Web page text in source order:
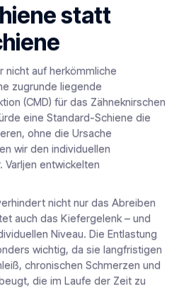
statt
nicht auf herkömmliche
zugrunde liegende
(CMD) für das Zähneknirschen
eine Standard-Schiene die
ohne die Ursache
wir den individuellen
Varljen entwickelten
nicht nur das Abreiben
auch das Kiefergelenk – und
Niveau. Die Entlastung
wichtig, da sie langfristigen
chronischen Schmerzen und
die im Laufe der Zeit zu